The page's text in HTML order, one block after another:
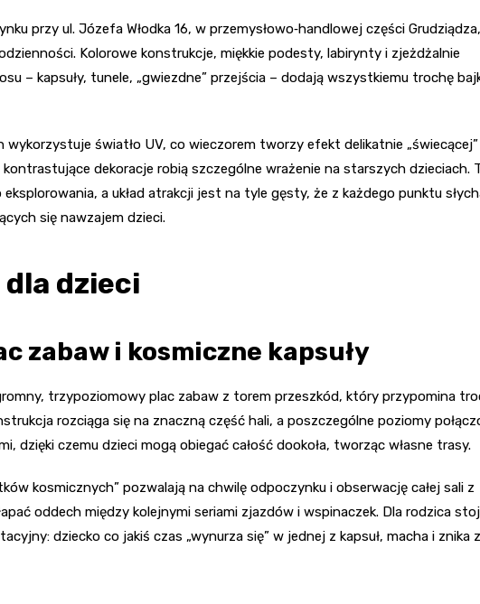
Most im. Bronisława
Malinowskiego
nabrzeże
przy ul. Józefa Włodka 16, w przemysłowo‑handlowej części
Kolorowe konstrukcje, miękkie podesty, labirynty i zjeżdżalnie
– kapsuły, tunele, „gwiezdne” przejścia – dodają wszystkiemu trochę
światło UV, co wieczorem tworzy efekt delikatnie „świecącej”
dekoracje robią szczególne wrażenie na starszych dzieciach.
a układ atrakcji jest na tyle gęsty, że z każdego punktu
się nawzajem dzieci.
dzieci
zabaw i kosmiczne kapsuły
trzypoziomowy plac zabaw z torem przeszkód, który przypomina
rozciąga się na znaczną część hali, a poszczególne poziomy
dzięki czemu dzieci mogą obiegać całość dookoła, tworząc własne trasy.
kosmicznych” pozwalają na chwilę odpoczynku i obserwację całej sali z
oddech między kolejnymi seriami zjazdów i wspinaczek. Dla rodzica
dziecko co jakiś czas „wynurza się” w jednej z kapsuł, macha i znika z